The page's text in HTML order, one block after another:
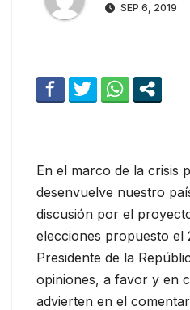
SEP 6, 2019
En el marco de la crisis
desenvuelve nuestro
discusión por el
elecciones propuesto el
Presidente de la
opiniones, a favor y en
advierten en el